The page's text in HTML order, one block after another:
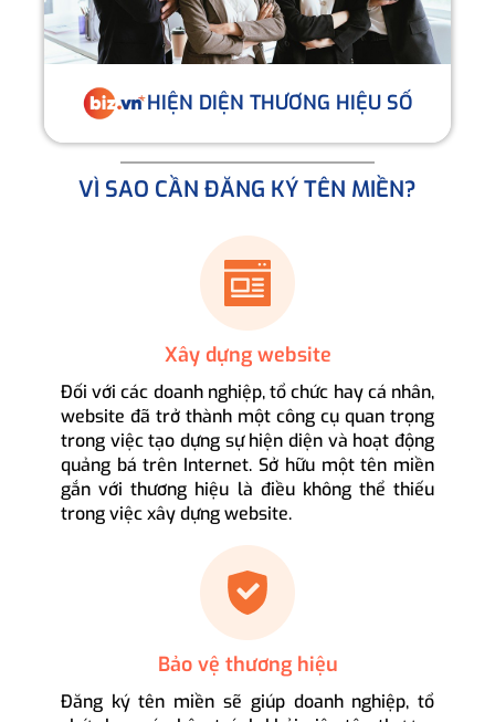
HIỆN DIỆN THƯƠNG HIỆU SỐ
VÌ SAO CẦN ĐĂNG KÝ TÊN MIỀN?
Xây dựng website
Đối với các doanh nghiệp, tổ chức hay cá nhân,
website đã trở thành một công cụ quan trọng
trong việc tạo dựng sự hiện diện và hoạt động
quảng bá trên Internet. Sở hữu một tên miền
gắn với thương hiệu là điều không thể thiếu
trong việc xây dựng website.
Bảo vệ thương hiệu
Đăng ký tên miền sẽ giúp doanh nghiệp, tổ